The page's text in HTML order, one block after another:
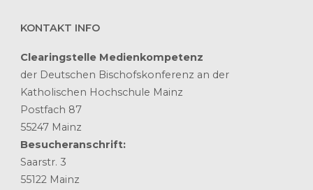
KONTAKT INFO
Clearingstelle Medienkompetenz
der Deutschen Bischofskonferenz an der
Katholischen Hochschule Mainz
Postfach 87
55247 Mainz
Besucheranschrift:
Saarstr. 3
55122 Mainz